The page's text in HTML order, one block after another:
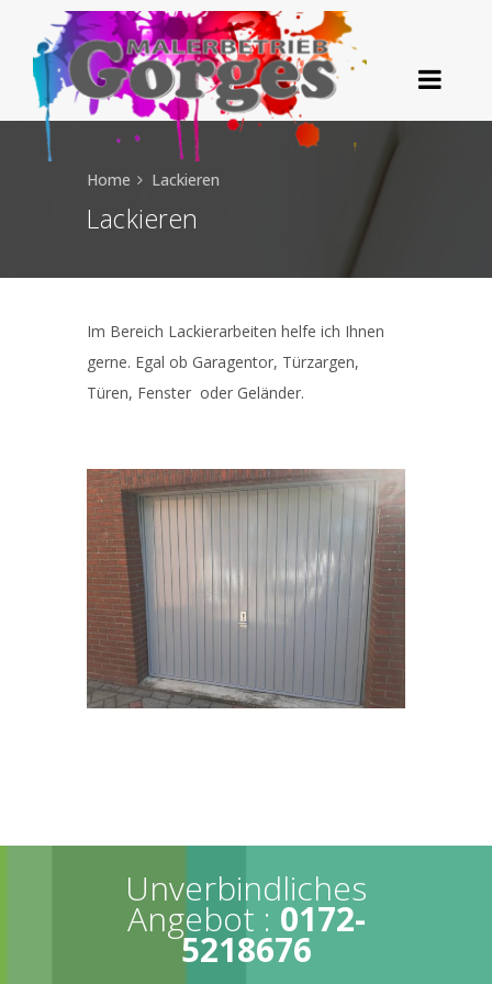
Lackieren
Home Lackieren
Im Bereich Lackierarbeiten helfe ich Ihnen
gerne. Egal ob Garagentor, Türzargen,
Türen, Fenster oder Geländer.
Unverbindliches
Angebot : 0172-
5218676